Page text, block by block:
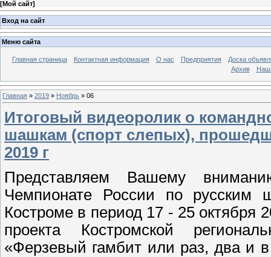
[Мой сайт]
Вход на сайт
Меню сайта
Главная страница Контактная информация О нас Предприятия
Доска
Архив
Главная » 2019 » Ноябрь » 06
Итоговый видеоролик о
шашкам (спорт слепых),
2019 г
Представляем Вашему
Чемпионате России по
Костроме в период 17 - 25 октября
проекта Костромской
«Ферзевый гамбит или раз, два и